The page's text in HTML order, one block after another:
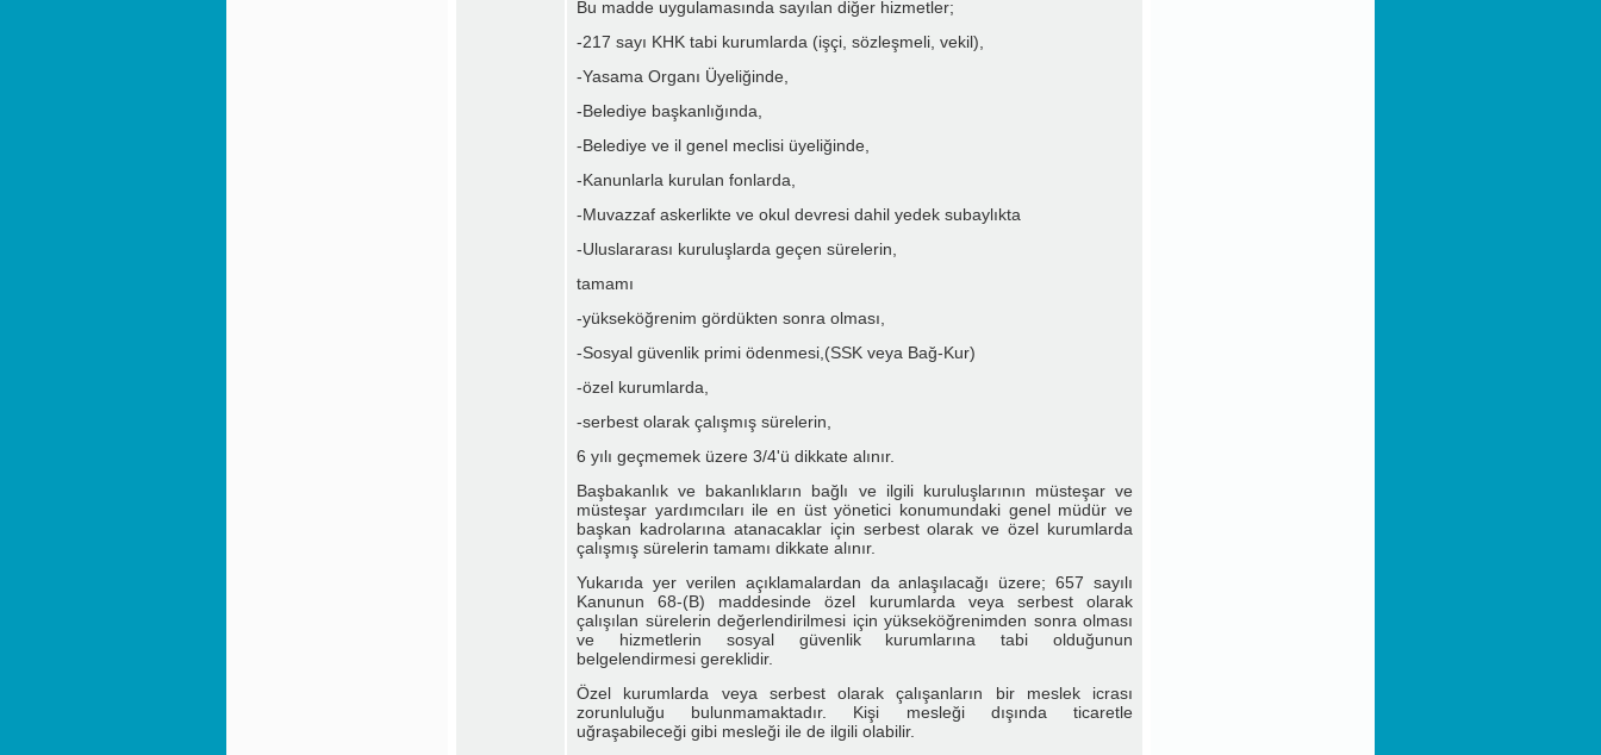
Bu madde uygulamasında sayılan diğer hizmetler;
-217 sayı KHK tabi kurumlarda (işçi, sözleşmeli, vekil),
-Yasama Organı Üyeliğinde,
-Belediye başkanlığında,
-Belediye ve il genel meclisi üyeliğinde,
-Kanunlarla kurulan fonlarda,
-Muvazzaf askerlikte ve okul devresi dahil yedek subaylıkta
-Uluslararası kuruluşlarda geçen sürelerin,
tamamı
-yükseköğrenim gördükten sonra olması,
-Sosyal güvenlik primi ödenmesi,(SSK veya Bağ-Kur)
-özel kurumlarda,
-serbest olarak çalışmış sürelerin,
6 yılı geçmemek üzere 3/4'ü dikkate alınır.
Başbakanlık ve bakanlıkların bağlı ve ilgili kuruluşlarının müsteşar ve
müsteşar yardımcıları ile en üst yönetici konumundaki genel müdür ve
başkan kadrolarına atanacaklar için serbest olarak ve özel kurumlarda
çalışmış sürelerin tamamı dikkate alınır.
Yukarıda yer verilen açıklamalardan da anlaşılacağı üzere; 657 sayılı
Kanunun 68-(B) maddesinde özel kurumlarda veya serbest olarak
çalışılan sürelerin değerlendirilmesi için yükseköğrenimden sonra olması
ve hizmetlerin sosyal güvenlik kurumlarına tabi olduğunun
belgelendirmesi gereklidir.
Özel kurumlarda veya serbest olarak çalışanların bir meslek icrası
zorunluluğu bulunmamaktadır. Kişi mesleği dışında ticaretle
uğraşabileceği gibi mesleği ile de ilgili olabilir.